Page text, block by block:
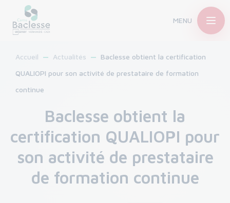
MENU
Accueil Actualités
Baclesse obtient la certification
QUALIOPI pour son activité de prestataire de formation
continue
Baclesse obtient la
certification QUALIOPI pour
son activité de prestataire
de formation continue